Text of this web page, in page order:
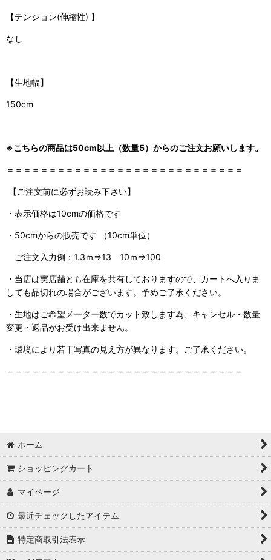
【テンション(伸縮性) 】
なし
【生地幅】
150cm
※こちらの商品は50cm以上（数量5）からのご注文お願いします。
＝＝＝＝＝＝＝＝＝＝＝＝＝＝＝＝＝＝＝＝＝＝＝＝＝＝＝＝
【ご注文前に必ずお読み下さい】
・表示価格は10cmの価格です
・50cmからの販売です （10cm単位）
ご注文入力例：1.3ｍ⇒13 10ｍ⇒100
・当店は実店舗とも在庫を共有しておりますので、 カートへ入りま
しても品切れの場合がございます。予めご了承ください。
・生地はご希望メーター数でカット致します為、キャンセル・数量
変更・返品がお受け出来ません。
・環境により若干写真の見え方が異なります。ご了承ください。
＝＝＝＝＝＝＝＝＝＝＝＝＝＝＝＝＝＝＝＝＝＝＝＝＝＝＝＝
ホーム
ショッピングカート
マイページ
最近チェックしたアイテム
特定商取引法表示